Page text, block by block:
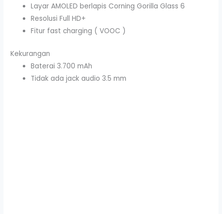
Layar AMOLED berlapis Corning Gorilla Glass 6
Resolusi Full HD+
Fitur fast charging ( VOOC )
Kekurangan
Baterai 3.700 mAh
Tidak ada jack audio 3.5 mm